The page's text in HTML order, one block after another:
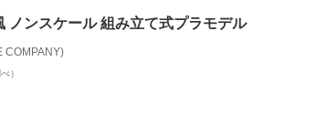
ノンスケール 組み立て式プラモデル
COMPANY)
）